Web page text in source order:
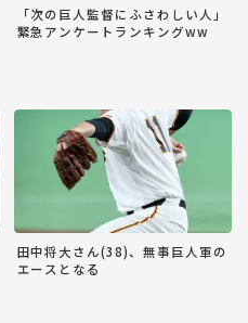
「次の巨人監督にふさわしい人」
緊急アンケートランキングww
田中将大さん(38)、無事巨人軍の
エースとなる